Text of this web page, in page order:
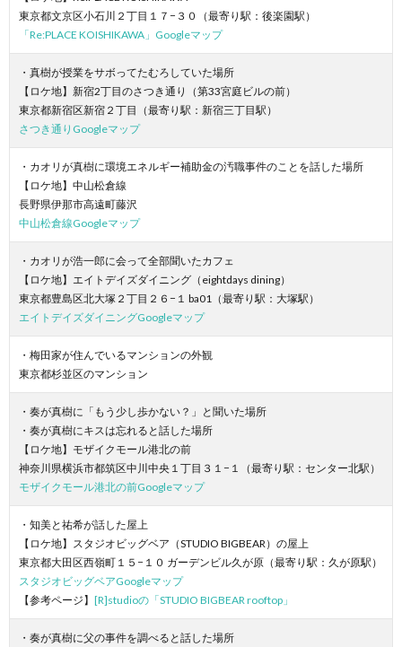
東京都文京区小石川２丁目１７−３０（最寄り駅：後楽園駅）
「Re:PLACE KOISHIKAWA」Googleマップ
・真樹が授業をサボってたむろしていた場所
【ロケ地】新宿2丁目のさつき通り（第33宮庭ビルの前）
東京都新宿区新宿２丁目（最寄り駅：新宿三丁目駅）
さつき通りGoogleマップ
・カオリが真樹に環境エネルギー補助金の汚職事件のことを話した場所
【ロケ地】中山松倉線
長野県伊那市高遠町藤沢
中山松倉線Googleマップ
・カオリが浩一郎に会って全部聞いたカフェ
【ロケ地】エイトデイズダイニング（eightdays dining）
東京都豊島区北大塚２丁目２６−１ ba01（最寄り駅：大塚駅）
エイトデイズダイニングGoogleマップ
・梅田家が住んでいるマンションの外観
東京都杉並区のマンション
・奏が真樹に「もう少し歩かない？」と聞いた場所
・奏が真樹にキスは忘れると話した場所
【ロケ地】モザイクモール港北の前
神奈川県横浜市都筑区中川中央１丁目３１−１（最寄り駅：センター北駅）
モザイクモール港北の前Googleマップ
・知美と祐希が話した屋上
【ロケ地】スタジオビッグベア（STUDIO BIGBEAR）の屋上
東京都大田区西嶺町１５−１０ ガーデンビル久が原（最寄り駅：久が原駅）
スタジオビッグベアGoogleマップ
【参考ページ】 [R]studioの「STUDIO BIGBEAR rooftop」
・奏が真樹に父の事件を調べると話した場所